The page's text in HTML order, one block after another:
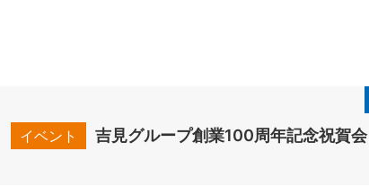
イベント 吉見グループ創業100周年記念祝賀会